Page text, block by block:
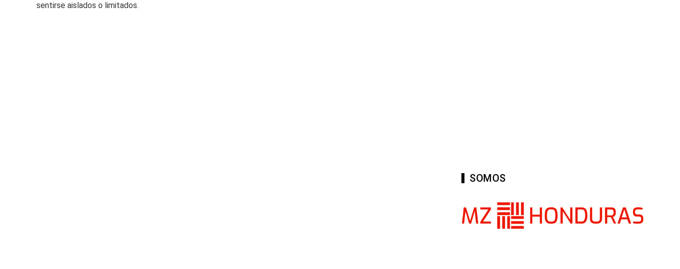
sentirse aislados o limitados.
SOMOS